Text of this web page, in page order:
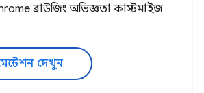
ব্রাউজিং অভিজ্ঞতা কাস্টমাইজ
দেখুন